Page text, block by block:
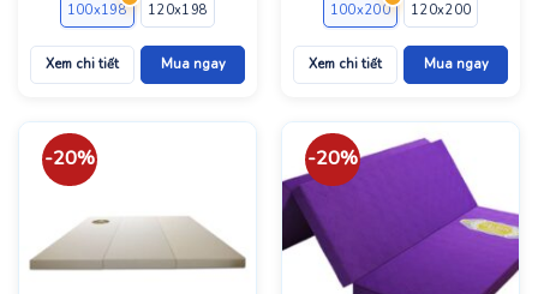
100x198
120x198 160x198 160x200
Xem chi tiết Mua ngay
100x200
120x200
Xem chi tiết Mua ngay
-20% -20%